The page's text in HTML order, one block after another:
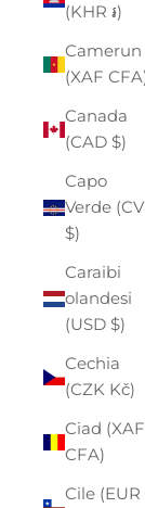
(KHR ៛)
Camerun
(XAF
Canada
(CAD $)
Capo
Verde
$)
Caraibi
olandesi
(USD $)
Cechia
(CZK Kč)
Ciad (XAF
CFA)
Cile (EUR